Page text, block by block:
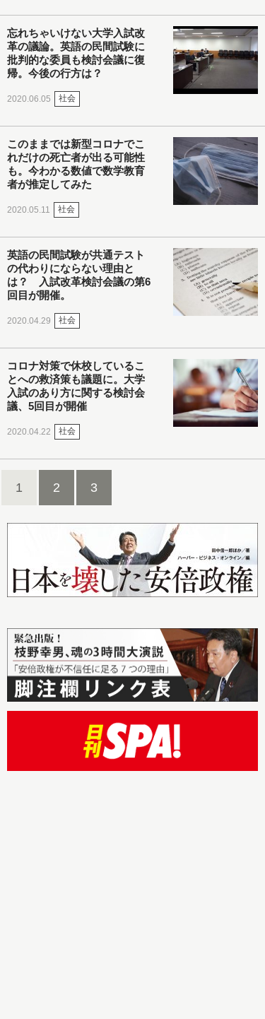
忘れちゃいけない大学入試改
革の議論。英語の民間試験に
批判的な委員も検討会議に復
帰。今後の行方は？
2020.06.05 社会
このままでは新型コロナでこ
れだけの死亡者が出る可能性
も。今わかる数値で数学教育
者が推定してみた
2020.05.11 社会
英語の民間試験が共通テスト
の代わりにならない理由と
は？ 入試改革検討会議の第6
回目が開催。
2020.04.29 社会
コロナ対策で休校しているこ
とへの救済策も議題に。大学
入試のあり方に関する検討会
議、5回目が開催
2020.04.22 社会
1 2 3